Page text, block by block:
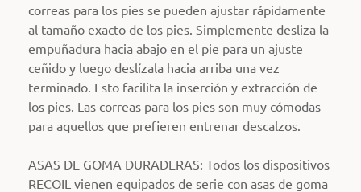
correas para los pies se pueden ajustar rápidamente
al tamaño exacto de los pies. Simplemente desliza la
empuñadura hacia abajo en el pie para un ajuste
ceñido y luego deslízala hacia arriba una vez
terminado. Esto facilita la inserción y extracción de
los pies. Las correas para los pies son muy cómodas
para aquellos que prefieren entrenar descalzos.
ASAS DE GOMA DURADERAS: Todos los dispositivos
RECOIL vienen equipados de serie con asas de goma